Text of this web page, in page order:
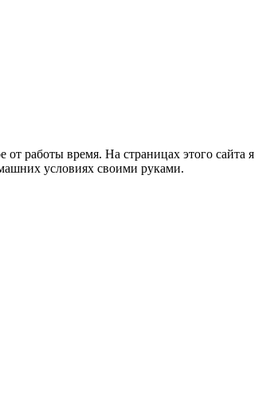
работы время. На страницах этого сайта я
условиях своими руками.